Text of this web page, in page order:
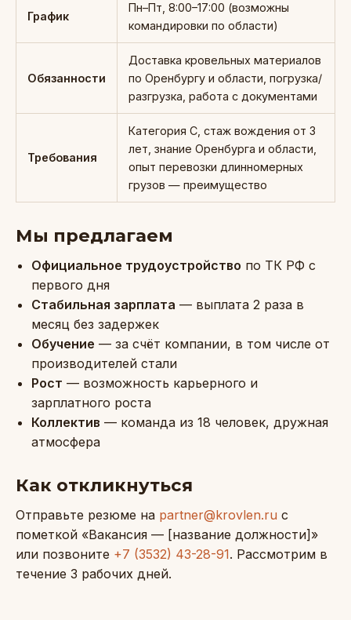
График
Пн–Пт, 8:00–17:00 (возможны
командировки по области)
Обязанности
Доставка кровельных материалов
по Оренбургу и области, погрузка/
разгрузка, работа с документами
Требования
Категория С, стаж вождения от 3
лет, знание Оренбурга и области,
опыт перевозки длинномерных
грузов — преимущество
Мы предлагаем
Официальное трудоустройство по ТК РФ с
первого дня
Стабильная зарплата — выплата 2 раза в
месяц без задержек
Обучение — за счёт компании, в том числе от
производителей стали
Рост — возможность карьерного и
зарплатного роста
Коллектив — команда из 18 человек, дружная
атмосфера
Как откликнуться
Отправьте резюме на partner@krovlen.ru с
пометкой «Вакансия — [название должности]»
или позвоните +7 (3532) 43-28-91. Рассмотрим в
течение 3 рабочих дней.